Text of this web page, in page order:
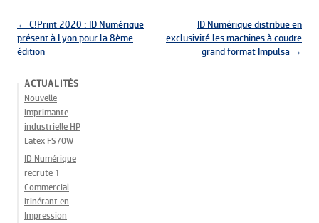
Navigation des articles
← C!Print 2020 : ID Numérique
présent à Lyon pour la 8ème
édition
ID Numérique distribue en
exclusivité les machines à coudre
grand format Impulsa →
ACTUALITÉS
Nouvelle
imprimante
industrielle HP
Latex FS70W
ID Numérique
recrute 1
Commercial
itinérant en
Impression